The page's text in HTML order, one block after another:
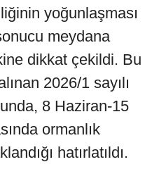
yoğunlaşması
meydana
dikkat çekildi. Bu
2026/1 sayılı
8 Haziran-15
ormanlık
hatırlatıldı.